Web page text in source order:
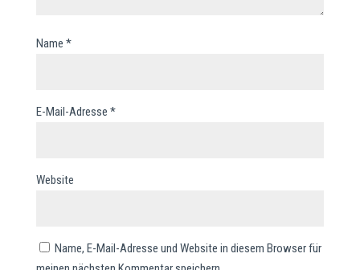
Name *
E-Mail-Adresse *
Website
Name, E-Mail-Adresse und Website in diesem Browser für